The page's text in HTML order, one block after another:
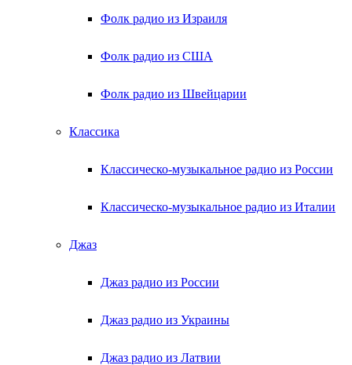
Фолк радио из Израиля
Фолк радио из США
Фолк радио из Швейцарии
Классика
Классическо-музыкальное радио из России
Классическо-музыкальное радио из Италии
Джаз
Джаз радио из России
Джаз радио из Украины
Джаз радио из Латвии